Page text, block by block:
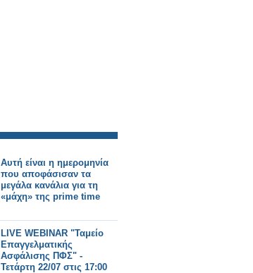
Αυτή είναι η ημερομηνία
που αποφάσισαν τα
μεγάλα κανάλια για τη
«μάχη» της prime time
LIVE WEBINAR "Ταμείο
Επαγγελματικής
Ασφάλισης ΠΦΣ" -
Τετάρτη 22/07 στις 17:00